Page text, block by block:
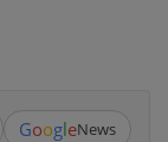
GoogleNews